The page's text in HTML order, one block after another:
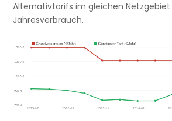
Alternativtarifs im gleichen Netzgebiet.
Jahresverbrauch.